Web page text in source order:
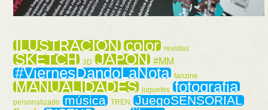
ILUSTRACIÓN color revistas
SKETCH 3D JAPÓN #MM
#ViernesDandoLaNota fanzine
MANUALIDADES juguetes fotografia
personalizado música TREN
JuegoSENSORIAL